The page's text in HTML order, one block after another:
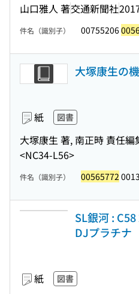
山口雅人 著交通新聞社
件名（識別子） 00755206
大塚康生の
紙 図書
大塚康生 著, 南正時 責任編
<NC34-L56>
件名（識別子） 00565772
SL銀河 :
DJプラチナ
紙 図書